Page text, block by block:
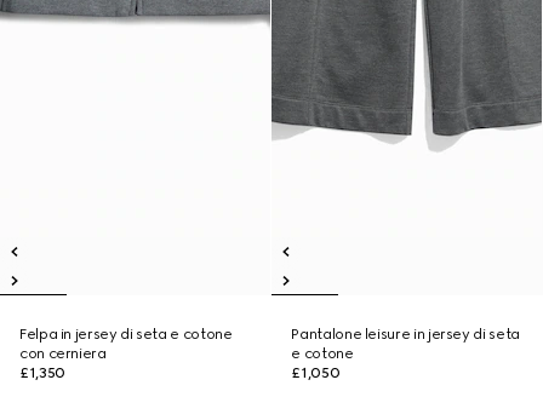
Felpa in jersey di seta e cotone
con cerniera
£1,350
Pantalone leisure in jersey di seta
e cotone
£1,050